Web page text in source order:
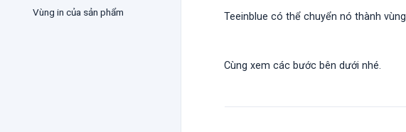
Vùng in của sản phẩm Teeinblue có thể chuyển nó thành
Cùng xem các bước bên dưới nhé.